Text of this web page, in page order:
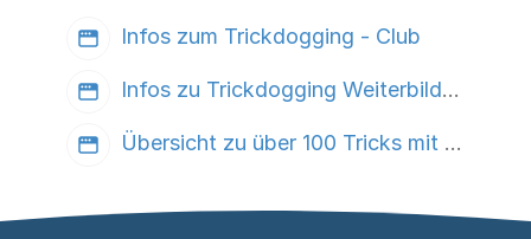
Infos zum Trickdogging - Club
Infos zu Trickdogging Weiterbildung
Übersicht zu über 100 Tricks mit Beschreibung